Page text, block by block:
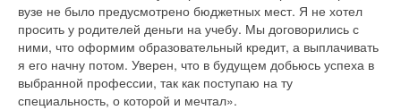
вузе не было предусмотрено бюджетных мест. Я не хотел
просить у родителей деньги на учебу. Мы договорились с
ними, что оформим образовательный кредит, а выплачивать
я его начну потом. Уверен, что в будущем добьюсь успеха в
выбранной профессии, так как поступаю на ту
специальность, о которой и мечтал».